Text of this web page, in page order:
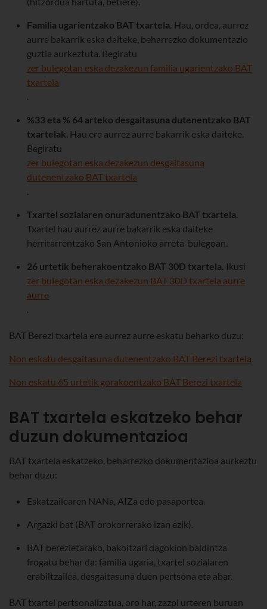
Familia ugarientzako BAT txartela. Hau, ordea, aurrez
aurre bakarrik eska daiteke, beharrezko dokumentazio
guztia aurkeztuta. Begiratu
zer bulegotan eska dezakezun familia ugarientzako BAT
txartela
.
%33 eta % 64 arteko desgaitasuna dutenentzako BAT
txartelak. Hau ere aurrez aurre bakarrik eska daiteke.
Begiratu
zer bulegotan eska dezakezun desgaitasuna
dutenentzako BAT txartela
.
Txartel sozialaren onuradunentzako BAT txartela.
Txartel hau aurrez aurre bakarrik eska daiteke
herritarrentzako San Antonioko arreta-bulegoan.
26 urtetik beherakoentzako BAT 30D txartela. Ikusi
zer bulegotan eska dezakezun BAT 30D txartela aurre
aurre
.
BAT Berezi txartela ere aurrez aurre eskatu beharko duzu:
Non eskatu desgaitasuna dutenentzako BAT Berezi txartela
Non eskatu 65 urtetik gorakoentzako BAT Berezi txartela
BAT txartela eskatzeko behar
duzun dokumentazioa
BAT txartela eskatzeko, beharrezko dokumentazioa aurkeztu
behar duzu:
Eskatzailearen NANa, AIZa edo pasaportea.
Argazki bat (BAT orokorrerako izan ezik).
BAT berezietarako, bakoitzari dagokion baldintza
frogatu behar da: familia ugaria, txartel sozialaren
erabiltzailea, desgaitasuna duen pertsona eta abar.
BAT txartel pertsonalizatua, oro har, zazpi urteren buruan